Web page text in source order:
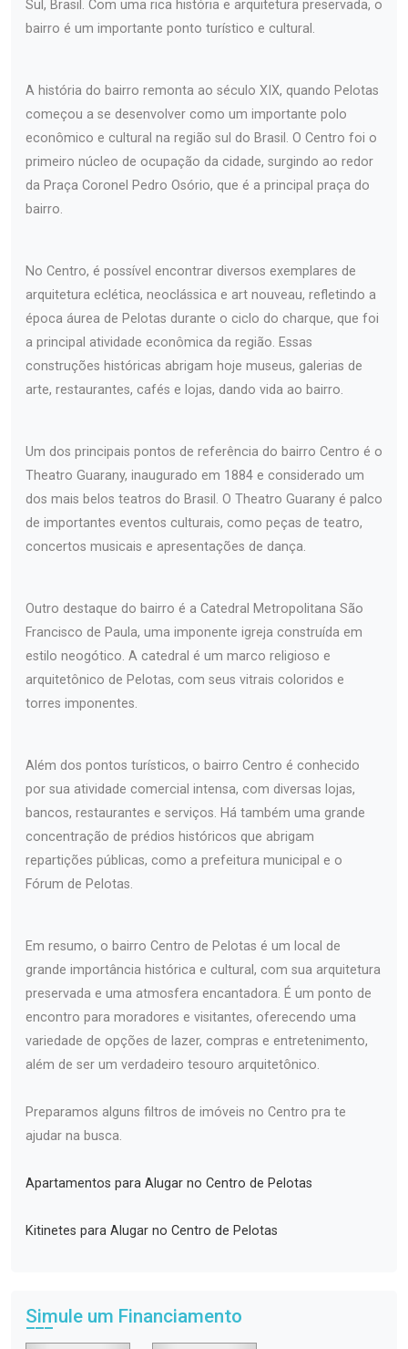
Sul, Brasil. Com uma rica história e arquitetura preservada, o
bairro é um importante ponto turístico e cultural.
A história do bairro remonta ao século XIX, quando Pelotas
começou a se desenvolver como um importante polo
econômico e cultural na região sul do Brasil. O Centro foi o
primeiro núcleo de ocupação da cidade, surgindo ao redor
da Praça Coronel Pedro Osório, que é a principal praça do
bairro.
No Centro, é possível encontrar diversos exemplares de
arquitetura eclética, neoclássica e art nouveau, refletindo a
época áurea de Pelotas durante o ciclo do charque, que foi
a principal atividade econômica da região. Essas
construções históricas abrigam hoje museus, galerias de
arte, restaurantes, cafés e lojas, dando vida ao bairro.
Um dos principais pontos de referência do bairro Centro é o
Theatro Guarany, inaugurado em 1884 e considerado um
dos mais belos teatros do Brasil. O Theatro Guarany é palco
de importantes eventos culturais, como peças de teatro,
concertos musicais e apresentações de dança.
Outro destaque do bairro é a Catedral Metropolitana São
Francisco de Paula, uma imponente igreja construída em
estilo neogótico. A catedral é um marco religioso e
arquitetônico de Pelotas, com seus vitrais coloridos e
torres imponentes.
Além dos pontos turísticos, o bairro Centro é conhecido
por sua atividade comercial intensa, com diversas lojas,
bancos, restaurantes e serviços. Há também uma grande
concentração de prédios históricos que abrigam
repartições públicas, como a prefeitura municipal e o
Fórum de Pelotas.
Em resumo, o bairro Centro de Pelotas é um local de
grande importância histórica e cultural, com sua arquitetura
preservada e uma atmosfera encantadora. É um ponto de
encontro para moradores e visitantes, oferecendo uma
variedade de opções de lazer, compras e entretenimento,
além de ser um verdadeiro tesouro arquitetônico.
Preparamos alguns filtros de imóveis no Centro pra te
ajudar na busca.
Apartamentos para Alugar no Centro de Pelotas
Kitinetes para Alugar no Centro de Pelotas
Simule um Financiamento